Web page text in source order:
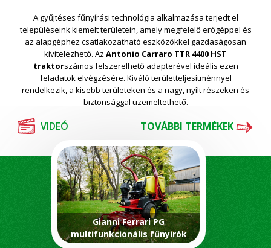
A gyűjtéses fűnyírási technológia alkalmazása terjedt el
településeink kiemelt területein, amely megfelelő erőgéppel és
az alapgéphez csatlakozatható eszközökkel gazdaságosan
kivitelezhető. Az Antonio Carraro TTR 4400 HST
traktorszámos felszerelhető adapterével ideális ezen
feladatok elvégzésére. Kiváló területteljesítménnyel
rendelkezik, a kisebb területeken és a nagy, nyílt részeken és
biztonsággal üzemeltethető.
VIDEÓ TOVÁBBI TERMÉKEK
Gianni Ferrari PG
multifunkcionális fűnyirók